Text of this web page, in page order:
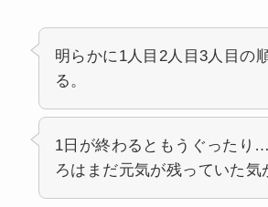
明らかに1人目2人目3人目の
る。
1日が終わるともうぐったり
ろはまだ元気が残っていた気